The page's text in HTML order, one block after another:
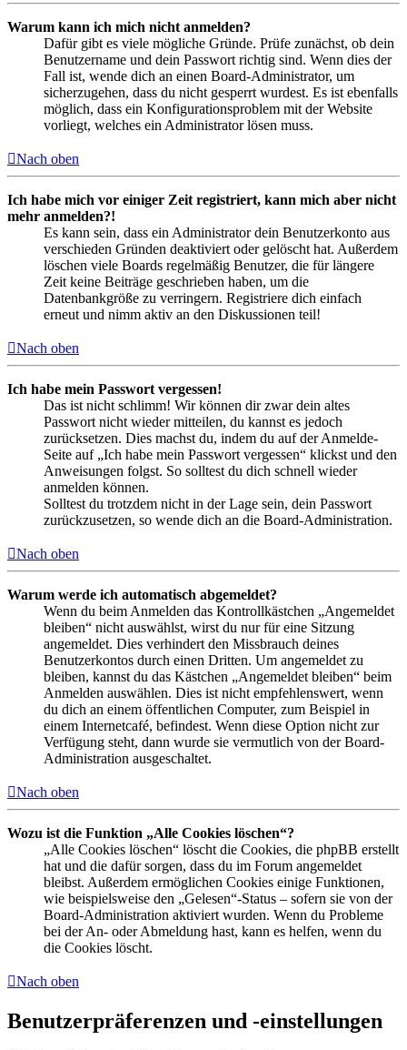
Warum kann ich mich nicht anmelden?
Dafür gibt es viele mögliche Gründe. Prüfe zunächst, ob dein
Benutzername und dein Passwort richtig sind. Wenn dies der
Fall ist, wende dich an einen Board-Administrator, um
sicherzugehen, dass du nicht gesperrt wurdest. Es ist ebenfalls
möglich, dass ein Konfigurationsproblem mit der Website
vorliegt, welches ein Administrator lösen muss.
Nach oben
Ich habe mich vor einiger Zeit registriert, kann mich aber nicht
mehr anmelden?!
Es kann sein, dass ein Administrator dein Benutzerkonto aus
verschieden Gründen deaktiviert oder gelöscht hat. Außerdem
löschen viele Boards regelmäßig Benutzer, die für längere
Zeit keine Beiträge geschrieben haben, um die
Datenbankgröße zu verringern. Registriere dich einfach
erneut und nimm aktiv an den Diskussionen teil!
Nach oben
Ich habe mein Passwort vergessen!
Das ist nicht schlimm! Wir können dir zwar dein altes
Passwort nicht wieder mitteilen, du kannst es jedoch
zurücksetzen. Dies machst du, indem du auf der Anmelde-
Seite auf „Ich habe mein Passwort vergessen“ klickst und den
Anweisungen folgst. So solltest du dich schnell wieder
anmelden können.
Solltest du trotzdem nicht in der Lage sein, dein Passwort
zurückzusetzen, so wende dich an die Board-Administration.
Nach oben
Warum werde ich automatisch abgemeldet?
Wenn du beim Anmelden das Kontrollkästchen „Angemeldet
bleiben“ nicht auswählst, wirst du nur für eine Sitzung
angemeldet. Dies verhindert den Missbrauch deines
Benutzerkontos durch einen Dritten. Um angemeldet zu
bleiben, kannst du das Kästchen „Angemeldet bleiben“ beim
Anmelden auswählen. Dies ist nicht empfehlenswert, wenn
du dich an einem öffentlichen Computer, zum Beispiel in
einem Internetcafé, befindest. Wenn diese Option nicht zur
Verfügung steht, dann wurde sie vermutlich von der Board-
Administration ausgeschaltet.
Nach oben
Wozu ist die Funktion „Alle Cookies löschen“?
„Alle Cookies löschen“ löscht die Cookies, die phpBB erstellt
hat und die dafür sorgen, dass du im Forum angemeldet
bleibst. Außerdem ermöglichen Cookies einige Funktionen,
wie beispielsweise den „Gelesen“-Status – sofern sie von der
Board-Administration aktiviert wurden. Wenn du Probleme
bei der An- oder Abmeldung hast, kann es helfen, wenn du
die Cookies löscht.
Nach oben
Benutzerpräferenzen und -einstellungen